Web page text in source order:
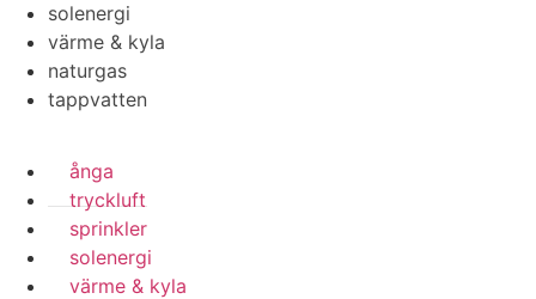
solenergi
värme & kyla
naturgas
tappvatten
ånga
tryckluft
sprinkler
solenergi
värme & kyla